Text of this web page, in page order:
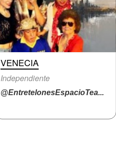
VENECIA
Independiente
@EntretelonesEspacioTea...